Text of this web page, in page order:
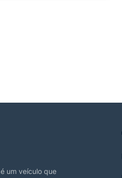
é um veículo que